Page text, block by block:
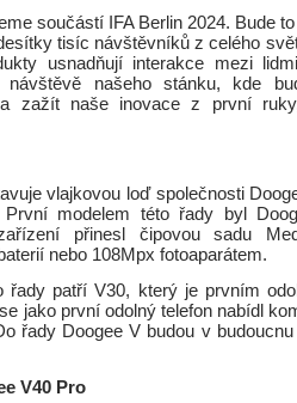
součástí IFA Berlin 2024. Bude
tisíc návštěvníků z celého
usnadňují interakce mezi
našeho stánku, kde
a zažít naše inovace z první
vlajkovou loď společnosti
modelem této řady byl
přinesl čipovou sadu
nebo 108Mpx fotoaparátem.
řady patří V30, který je prvním
jako první odolný telefon nabídl
řady Doogee V budou v
V40 Pro